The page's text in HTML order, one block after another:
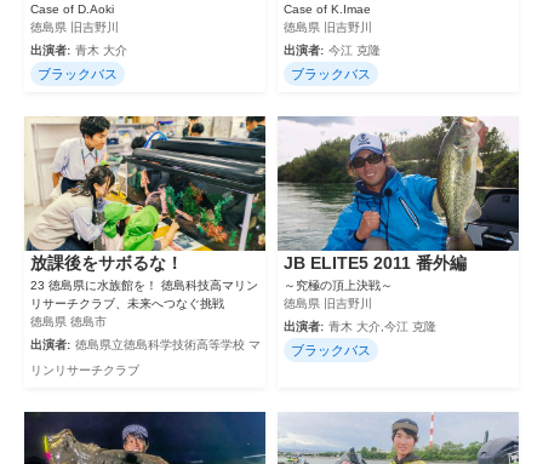
Case of D.Aoki
徳島県 旧吉野川
出演者: 青木 大介
ブラックバス
Case of K.Imae
徳島県 旧吉野川
出演者: 今江 克隆
ブラックバス
放課後をサボるな！
23 徳島県に水族館を！ 徳島科技高マリン
リサーチクラブ、未来へつなぐ挑戦
徳島県 徳島市
出演者: 徳島県立徳島科学技術高等学校 マ
リンリサーチクラブ
JB ELITE5 2011 番外編
～究極の頂上決戦～
徳島県 旧吉野川
出演者: 青木 大介,今江 克隆
ブラックバス